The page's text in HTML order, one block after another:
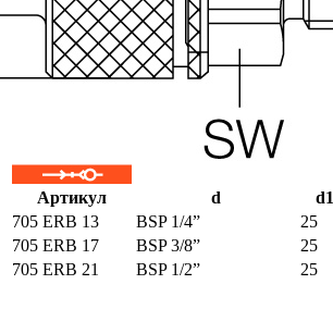
Артикул d d1
705 ERB 13
BSP 1/4” 25
705 ERB 17
BSP 3/8” 25
705 ERB 21
BSP 1/2” 25